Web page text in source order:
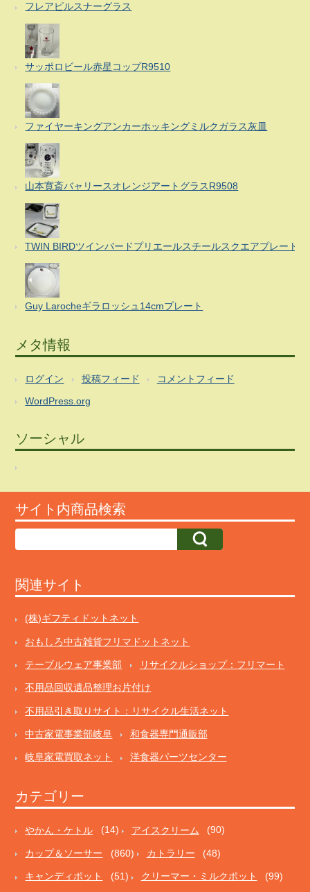
フレアピルスナーグラス
サッポロビール赤星コップR9510
ファイヤーキングアンカーホッキングミルクガラス灰皿
山本寛斎バャリースオレンジアートグラスR9508
TWIN BIRDツインバードプリエールスチールスクエアプレート
Guy Larocheギラロッシュ14cmプレート
メタ情報
ログイン 投稿フィード コメントフィード
WordPress.org
ソーシャル
サイト内商品検索
関連サイト
(株)ギフティドットネット
おもしろ中古雑貨フリマドットネット
テーブルウェア事業部 リサイクルショップ：フリマート
不用品回収遺品整理お片付け
不用品引き取りサイト：リサイクル生活ネット
中古家電事業部岐阜 和食器専門通販部
岐阜家電買取ネット 洋食器パーツセンター
カテゴリー
やかん・ケトル (14) アイスクリーム (90)
カップ＆ソーサー (860) カトラリー (48)
キャンディポット (51) クリーマー・ミルクポット (99)